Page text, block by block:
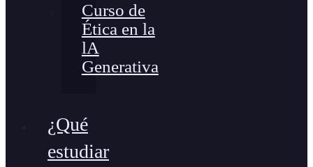
Curso de
Ética en la
lA
Generativa
¿Qué
estudiar